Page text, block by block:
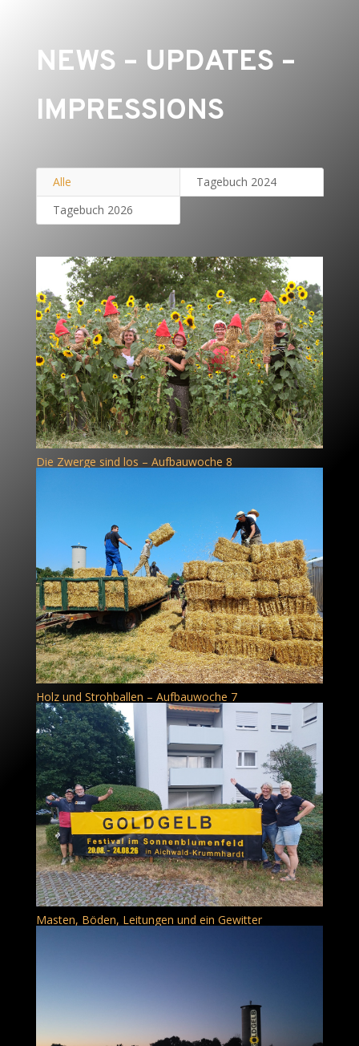
NEWS – UPDATES –
IMPRESSIONS
Alle
Tagebuch 2024
Tagebuch 2026
Die Zwerge sind los – Aufbauwoche 8
Holz und Strohballen – Aufbauwoche 7
Masten, Böden, Leitungen und ein Gewitter